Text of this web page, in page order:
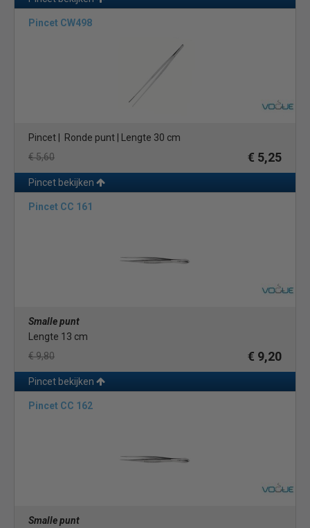
Pincet CW498
Pincet | Ronde punt | Lengte 30 cm
€ 5,60
€ 5,25
Pincet bekijken
Pincet CC 161
Smalle punt
Lengte 13 cm
€ 9,80
€ 9,20
Pincet bekijken
Pincet CC 162
Smalle punt